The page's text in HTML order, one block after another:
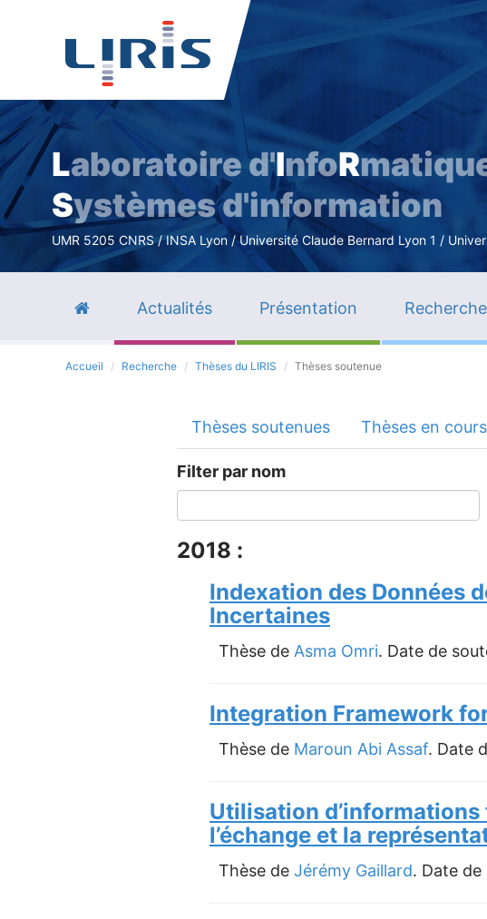
Laboratoire d'InfoR
Systèmes d'information
UMR 5205 CNRS / INSA Lyon / Université Claude Bernard Lyon 1 /
Actualités Présentation Recherche
Accueil Recherche Thèses du LIRIS Thèses soutenue
Thèses soutenues Thèses en cours
Filter par nom
2018 :
Indexation des Données
Incertaines
Thèse de Asma Omri. Date de
Integration Framework
Thèse de Maroun Abi Assaf. Date
Utilisation
l’échange et la
Thèse de Jérémy Gaillard. Date de